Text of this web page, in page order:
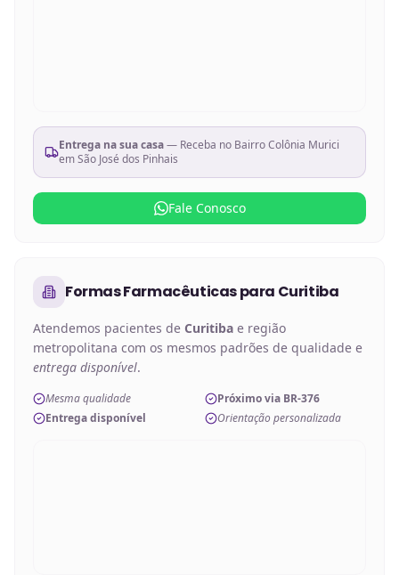
Entrega na sua casa— Receba no Bairro Colônia Murici
em São José dos Pinhais
Fale Conosco
Formas Farmacêuticaspara Curitiba
Atendemos pacientes de Curitiba e região
metropolitana com os mesmos padrões de qualidade e
entrega disponível.
Mesma qualidade
Próximo via BR-376
Entrega disponível
Orientação personalizada